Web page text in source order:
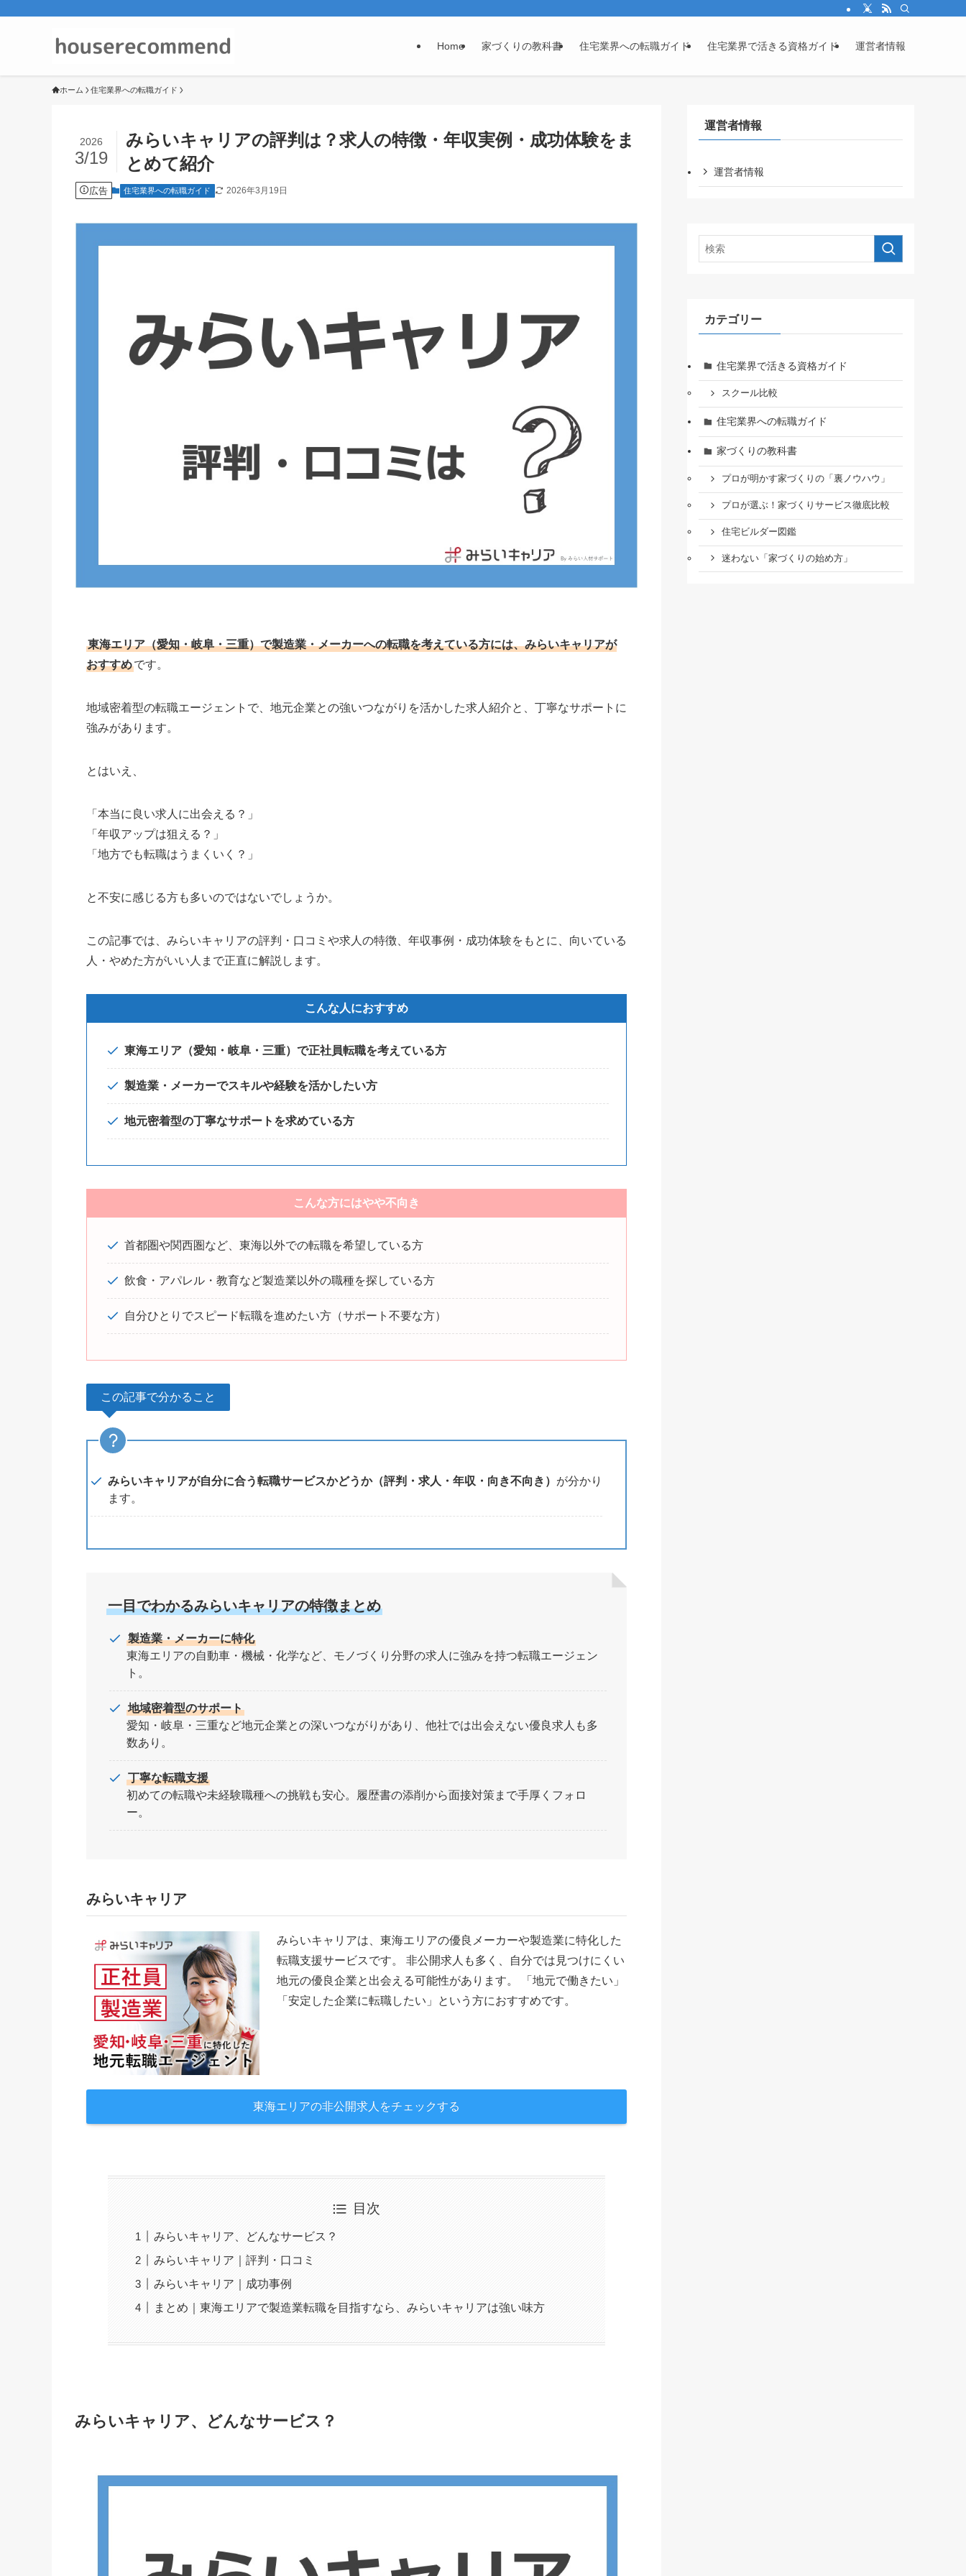
Home 家づくりの教科書 住宅業界への転職ガイド 住宅業界で活きる資格ガイド 運営者情報
ホーム 住宅業界への転職ガイド
みらいキャリアの評判は？求人の特徴・年収実例・成功体験をま
とめて紹介
2026
3/19
広告 住宅業界への転職ガイド 2026年3月19日
東海エリア（愛知・岐阜・三重）で製造業・メーカーへの転職を考えている方には、みらいキャリアが
おすすめです。
地域密着型の転職エージェントで、地元企業との強いつながりを活かした求人紹介と、丁寧なサポートに
強みがあります。
とはいえ、
「本当に良い求人に出会える？」
「年収アップは狙える？」
「地方でも転職はうまくいく？」
と不安に感じる方も多いのではないでしょうか。
この記事では、みらいキャリアの評判・口コミや求人の特徴、年収事例・成功体験をもとに、向いている
人・やめた方がいい人まで正直に解説します。
こんな人におすすめ
東海エリア（愛知・岐阜・三重）で正社員転職を考えている方
製造業・メーカーでスキルや経験を活かしたい方
地元密着型の丁寧なサポートを求めている方
こんな方にはやや不向き
首都圏や関西圏など、東海以外での転職を希望している方
飲食・アパレル・教育など製造業以外の職種を探している方
自分ひとりでスピード転職を進めたい方（サポート不要な方）
この記事で分かること
みらいキャリアが自分に合う転職サービスかどうか（評判・求人・年収・向き不向き） が分かり
ます。
一目でわかるみらいキャリアの特徴まとめ
製造業・メーカーに特化
東海エリアの自動車・機械・化学など、モノづくり分野の求人に強みを持つ転職エージェン
ト。
地域密着型のサポート
愛知・岐阜・三重など地元企業との深いつながりがあり、他社では出会えない優良求人も多
数あり。
丁寧な転職支援
初めての転職や未経験職種への挑戦も安心。履歴書の添削から面接対策まで手厚くフォロ
ー。
みらいキャリア
みらいキャリアは、東海エリアの優良メーカーや製造業に特化した
転職支援サービスです。 非公開求人も多く、自分では見つけにくい
地元の優良企業と出会える可能性があります。 「地元で働きたい」
「安定した企業に転職したい」という方におすすめです。
東海エリアの非公開求人をチェックする
目次
みらいキャリア、どんなサービス？
みらいキャリア｜評判・口コミ
みらいキャリア｜成功事例
まとめ｜東海エリアで製造業転職を目指すなら、みらいキャリアは強い味方
みらいキャリア、どんなサービス？
運営者情報
運営者情報
カテゴリー
住宅業界で活きる資格ガイド
スクール比較
住宅業界への転職ガイド
家づくりの教科書
プロが明かす家づくりの「裏ノウハウ」
プロが選ぶ！家づくりサービス徹底比較
住宅ビルダー図鑑
迷わない「家づくりの始め方」